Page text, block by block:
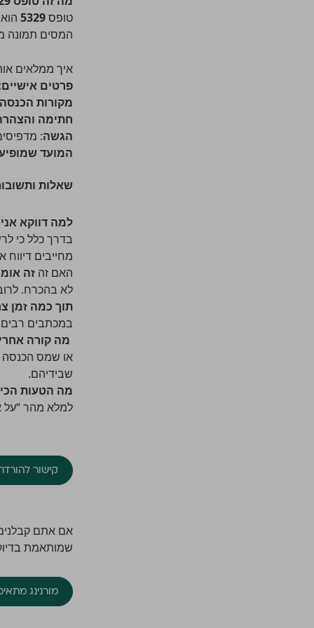
טופס5329
המסים תמונה
איך ממלאים
פרטים אישיים
מקורות הכנסה
חתימה
הגשה:
המועד
שאלות
למה דווקא
בדרך כלל כי
מחייבים
האם זה זה
לא בהכרח.
תוך כמה זמן
במכתבים רבים מצוין מועד (לעיתים
מה קורה
או שמס הכנסה
שבידיהם.
מה הטעות
למלא מהר “על
קישור להורדת
אם אתם
שמותאמת
מורנינג